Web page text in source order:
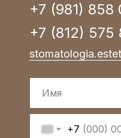
+7 (981) 858
+7
+7 (812) 575